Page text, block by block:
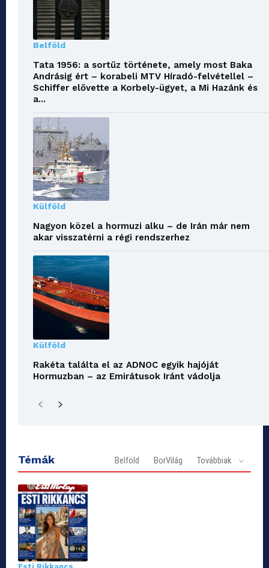
Belföld
Tata 1956: a sortűz története, amely most Baka
Andrásig ért – korabeli MTV Híradó-felvétellel –
Schiffer elővette a Korbely-ügyet, a Mi Hazánk és
a...
Külföld
Nagyon közel a hormuzi alku – de Irán már nem
akar visszatérni a régi rendszerhez
Külföld
Rakéta találta el az ADNOC egyik hajóját
Hormuzban – az Emirátusok Iránt vádolja
Témák Belföld BorVilág Továbbiak